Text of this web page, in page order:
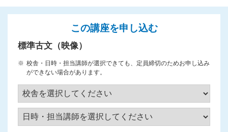
この講座を申し込む
標準古文（映像）
校舎・日時・担当講師が選択できても、定員締切のためお申し込み
ができない場合があります。